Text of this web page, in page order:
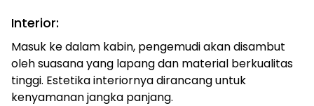
Interior:
Masuk ke dalam kabin, pengemudi akan disambut
oleh suasana yang lapang dan material berkualitas
tinggi. Estetika interiornya dirancang untuk
kenyamanan jangka panjang.